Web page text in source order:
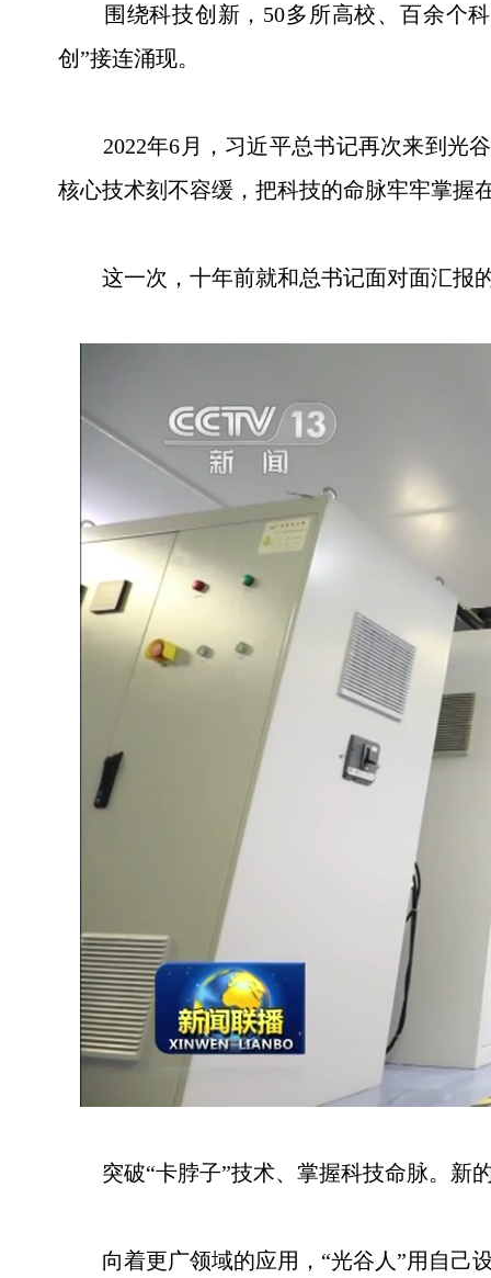
围绕科技创新，50多所高校、百余个科
创”接连涌现。
2022年6月，习近平总书记再次来到光谷
核心技术刻不容缓，把科技的命脉牢牢掌握
这一次，十年前就和总书记面对面汇报
突破“卡脖子”技术、掌握科技命脉。新的
向着更广领域的应用，“光谷人”用自己